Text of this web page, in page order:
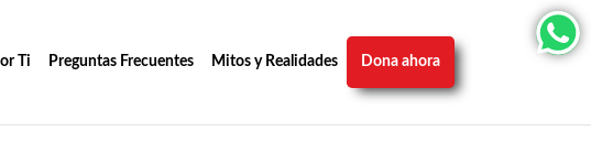
Ti Preguntas Frecuentes Mitos y Realidades Dona ahora